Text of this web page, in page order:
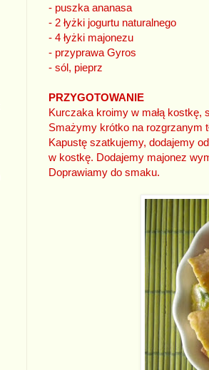
- puszka ananasa
- 2 łyżki jogurtu naturalnego
- 4 łyżki majonezu
- przyprawa Gyros
- sól, pieprz
PRZYGOTOWANIE
Kurczaka kroimy w małą kostkę,
Smażymy krótko na rozgrzanym
Kapustę szatkujemy, dodajemy
w kostkę. Dodajemy majonez
Doprawiamy do smaku.